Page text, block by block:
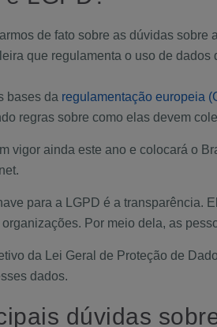
de fato sobre as dúvidas sobre a
que regulamenta o uso de
bases da regulamentação europeia
regras sobre como elas devem
vigor ainda este ano e colocará o
para a LGPD é a transparência.
Por meio dela, as
da Lei Geral de Proteção de
dados.
dúvidas